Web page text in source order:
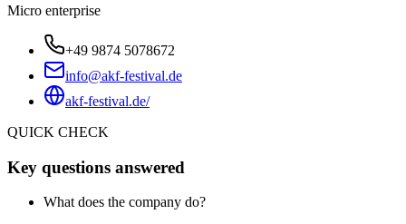
Micro enterprise
+49 9874 5078672
info@akf-festival.de
akf-festival.de/
QUICK CHECK
Key questions answered
What does the company do?